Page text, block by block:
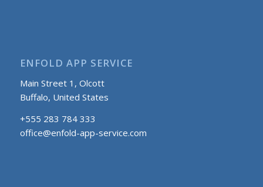
ENFOLD APP SERVICE
Main Street 1, Olcott
Buffalo, United States
+555 283 784 333
office@enfold-app-service.com